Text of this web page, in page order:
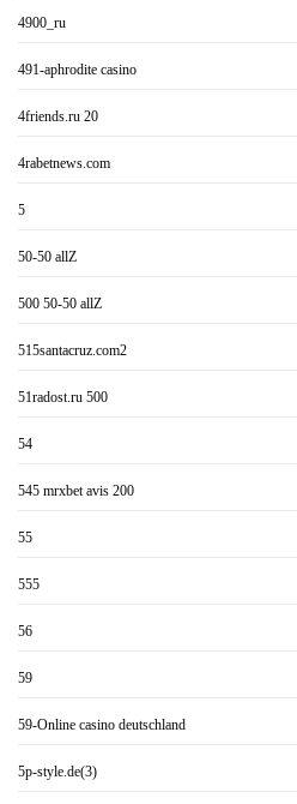
4900_ru
491-aphrodite casino
4friends.ru 20
4rabetnews.com
5
50-50 allZ
500 50-50 allZ
515santacruz.com2
51radost.ru 500
54
545 mrxbet avis 200
55
555
56
59
59-Online casino deutschland
5p-style.de(3)